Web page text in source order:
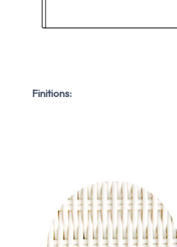
Finitions: